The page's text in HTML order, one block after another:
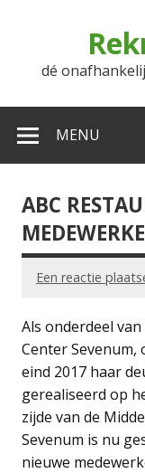
dé
MENU
ABC
Een reactie
Als onderdeel
Center Sevenum,
eind 2017 haar
gerealiseerd op
zijde van de
Sevenum is nu
nieuwe